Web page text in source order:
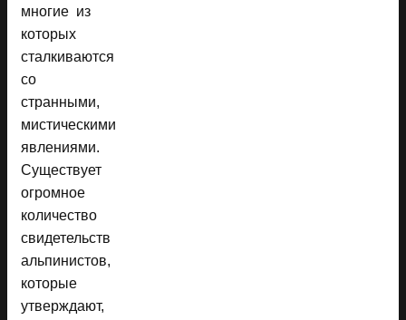
многие из
которых
сталкиваются
со
странными,
мистическими
явлениями.
Существует
огромное
количество
свидетельств
альпинистов,
которые
утверждают,